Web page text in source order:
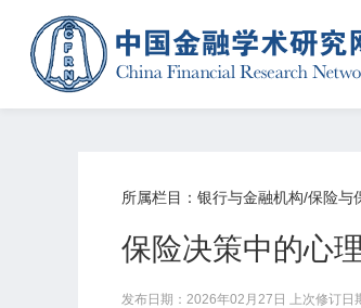
所属栏目：银行与金融机构/保险与
保险决策中的心
发布日期：2026年02月27日 上次修订